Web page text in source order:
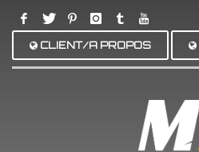
CLIENT/A PROPOS